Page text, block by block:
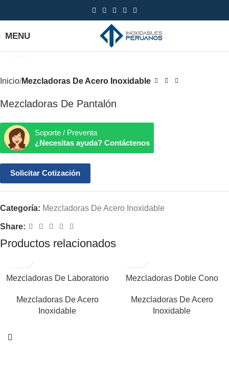
MENU
Inicio Mezcladoras De Acero Inoxidable
Mezcladoras De Pantalón
Soporte / Preventa
¿Necesitas ayuda? Contáctenos
Solicitar Cotización
Categoría: Mezcladoras De Acero Inoxidable
Share:
Productos relacionados
Mezcladoras De Laboratorio
Mezcladoras De Acero
Inoxidable
Mezcladoras Doble Cono
Mezcladoras De Acero
Inoxidable